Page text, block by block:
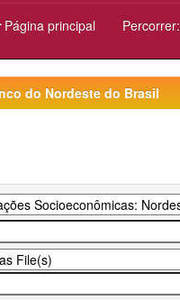
Página principal Percorrer:
do Nordeste do Brasil